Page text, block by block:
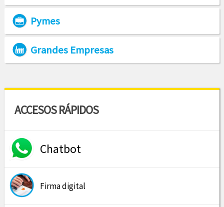
Pymes
Grandes Empresas
ACCESOS RÁPIDOS
Chatbot
Firma digital